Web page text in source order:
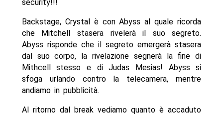
security!!!
Backstage, Crystal è con Abyss al quale ricorda
che Mitchell stasera rivelerà il suo segreto.
Abyss risponde che il segreto emergerà stasera
dal suo corpo, la rivelazione segnerà la fine di
Mithcell stesso e di Judas Mesias! Abyss si
sfoga urlando contro la telecamera, mentre
andiamo in pubblicità.
Al ritorno dal break vediamo quanto è accaduto